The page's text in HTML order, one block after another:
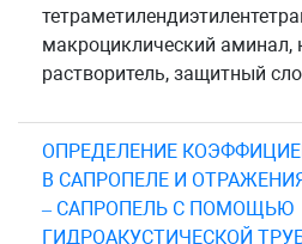
макроциклический аминал,
растворитель, защитный
ОПРЕДЕЛЕНИЕ
В САПРОПЕЛЕ И
– САПРОПЕЛЬ С ПОМОЩЬЮ
ГИДРОАКУСТИЧЕСКОЙ